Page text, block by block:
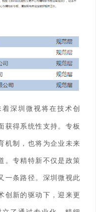
深圳微视将在技术创
获得系统性支持。专板
机制，也将为企业未来
。专精特新不仅是政策
一条路径。 深圳微视此
创新的驱动下，迎来更